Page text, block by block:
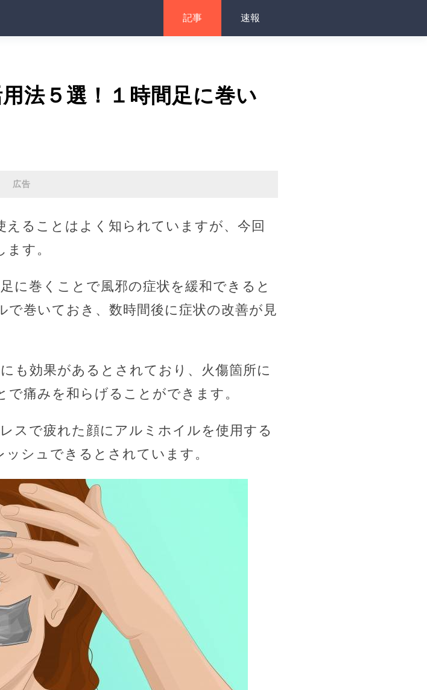
記事 速報
法５選！１時間足に巻い
広告
ることはよく知られていますが、今回
す。
に巻くことで風邪の症状を緩和できると
巻いておき、数時間後に症状の改善が見
も効果があるとされており、火傷箇所に
痛みを和らげることができます。
スで疲れた顔にアルミホイルを使用する
シュできるとされています。